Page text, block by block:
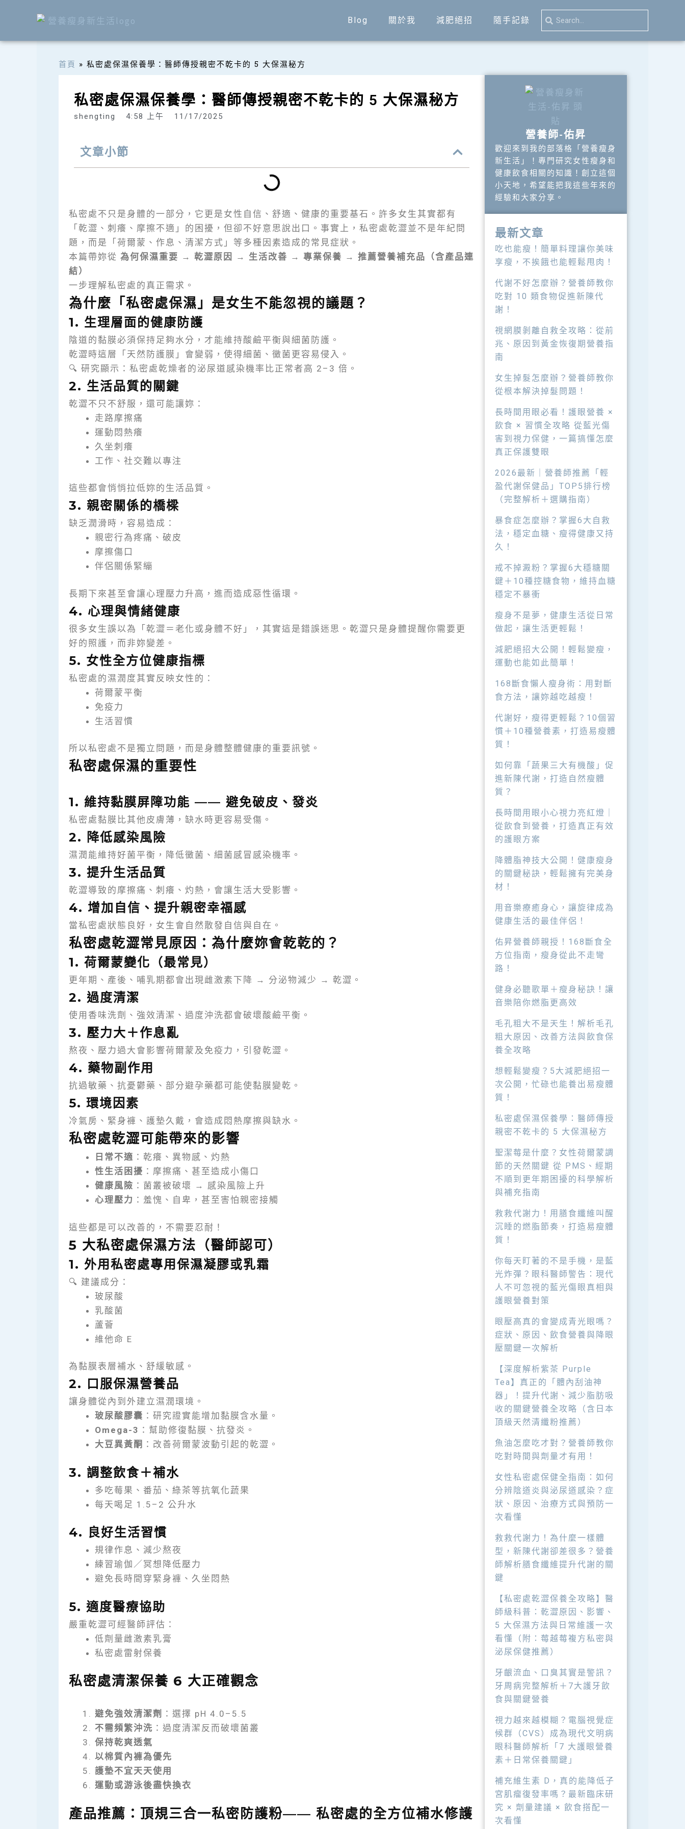
Blog 關於我 減肥絕招 隨手記錄
Search
首頁 » 私密處保濕保養學：醫師傳授親密不乾卡的 5 大保濕秘方
私密處保濕保養學：醫師傳授親密不乾卡的 5 大保濕秘方
shengting 4:58 上午 11/17/2025
文章小節
私密處不只是身體的一部分，它更是女性自信、舒適、健康的重要基石。許多女生其實都有
「乾澀、刺癢、摩擦不適」的困擾，但卻不好意思說出口。事實上，私密處乾澀並不是年紀問
題，而是「荷爾蒙、作息、清潔方式」等多種因素造成的常見症狀。
本篇帶妳從 為何保濕重要 → 乾澀原因 → 生活改善 → 專業保養 → 推薦營養補充品（含產品連
結）
一步理解私密處的真正需求。
為什麼「私密處保濕」是女生不能忽視的議題？
1. 生理層面的健康防護
陰道的黏膜必須保持足夠水分，才能維持酸鹼平衡與細菌防護。
乾澀時這層「天然防護膜」會變弱，使得細菌、黴菌更容易侵入。
🔍 研究顯示：私密處乾燥者的泌尿道感染機率比正常者高 2–3 倍。
2. 生活品質的關鍵
乾澀不只不舒服，還可能讓妳：
走路摩擦痛
運動悶熱癢
久坐刺癢
工作、社交難以專注
這些都會悄悄拉低妳的生活品質。
3. 親密關係的橋樑
缺乏潤滑時，容易造成：
親密行為疼痛、破皮
摩擦傷口
伴侶關係緊繃
長期下來甚至會讓心理壓力升高，進而造成惡性循環。
4. 心理與情緒健康
很多女生誤以為「乾澀＝老化或身體不好」，其實這是錯誤迷思。乾澀只是身體提醒你需要更
好的照護，而非妳變差。
5. 女性全方位健康指標
私密處的濕潤度其實反映女性的：
荷爾蒙平衡
免疫力
生活習慣
所以私密處不是獨立問題，而是身體整體健康的重要訊號。
私密處保濕的重要性
1. 維持黏膜屏障功能 —— 避免破皮、發炎
私密處黏膜比其他皮膚薄，缺水時更容易受傷。
2. 降低感染風險
濕潤能維持好菌平衡，降低黴菌、細菌感冒感染機率。
3. 提升生活品質
乾澀導致的摩擦痛、刺癢、灼熱，會讓生活大受影響。
4. 增加自信、提升親密幸福感
當私密處狀態良好，女生會自然散發自信與自在。
私密處乾澀常見原因：為什麼妳會乾乾的？
1. 荷爾蒙變化（最常見）
更年期、產後、哺乳期都會出現雌激素下降 → 分泌物減少 → 乾澀。
2. 過度清潔
使用香味洗劑、強效清潔、過度沖洗都會破壞酸鹼平衡。
3. 壓力大＋作息亂
熬夜、壓力過大會影響荷爾蒙及免疫力，引發乾澀。
4. 藥物副作用
抗過敏藥、抗憂鬱藥、部分避孕藥都可能使黏膜變乾。
5. 環境因素
冷氣房、緊身褲、護墊久戴，會造成悶熱摩擦與缺水。
私密處乾澀可能帶來的影響
日常不適 ：乾癢、異物感、灼熱
性生活困擾 ：摩擦痛、甚至造成小傷口
健康風險 ：菌叢被破壞 → 感染風險上升
心理壓力 ：羞愧、自卑，甚至害怕親密接觸
這些都是可以改善的，不需要忍耐！
5 大私密處保濕方法（醫師認可）
1. 外用私密處專用保濕凝膠或乳霜
🔍 建議成分：
玻尿酸
乳酸菌
蘆薈
維他命 E
為黏膜表層補水、舒緩敏感。
2. 口服保濕營養品
讓身體從內到外建立濕潤環境。
玻尿酸膠囊 ：研究證實能增加黏膜含水量。
Omega-3 ：幫助修復黏膜、抗發炎。
大豆異黃酮 ：改善荷爾蒙波動引起的乾澀。
3. 調整飲食＋補水
多吃莓果、番茄、綠茶等抗氧化蔬果
每天喝足 1.5–2 公升水
4. 良好生活習慣
規律作息、減少熬夜
練習瑜伽／冥想降低壓力
避免長時間穿緊身褲、久坐悶熱
5. 適度醫療協助
嚴重乾澀可經醫師評估：
低劑量雌激素乳膏
私密處雷射保養
私密處清潔保養 6 大正確觀念
避免強效清潔劑 ：選擇 pH 4.0–5.5
不需頻繁沖洗 ：過度清潔反而破壞菌叢
保持乾爽透氣
以棉質內褲為優先
護墊不宜天天使用
運動或游泳後盡快換衣
產品推薦：頂規三合一私密防護粉—— 私密處的全方位補水修護
營養師-佑昇
歡迎來到我的部落格「營養瘦身
新生活」！專門研究女性瘦身和
健康飲食相關的知識！創立這個
小天地，希望能把我這些年來的
經驗和大家分享。
最新文章
吃也能瘦！簡單料理讓你美味
享瘦，不挨餓也能輕鬆甩肉！
代謝不好怎麼辦？營養師教你
吃對 10 類食物促進新陳代
謝！
視網膜剝離自救全攻略：從前
兆、原因到黃金恢復期營養指
南
女生掉髮怎麼辦？營養師教你
從根本解決掉髮問題！
長時間用眼必看！護眼營養 ×
飲食 × 習慣全攻略 從藍光傷
害到視力保健，一篇搞懂怎麼
真正保護雙眼
2026最新｜營養師推薦「輕
盈代謝保健品」TOP5排行榜
（完整解析＋選購指南）
暴食症怎麼辦？掌握6大自救
法，穩定血糖、瘦得健康又持
久！
戒不掉澱粉？掌握6大穩糖關
鍵＋10種控糖食物，維持血糖
穩定不暴衝
瘦身不是夢，健康生活從日常
做起，讓生活更輕鬆！
減肥絕招大公開！輕鬆變瘦，
運動也能如此簡單！
168斷食懶人瘦身術：用對斷
食方法，讓妳越吃越瘦！
代謝好，瘦得更輕鬆？10個習
慣＋10種營養素，打造易瘦體
質！
如何靠「蔬果三大有機酸」促
進新陳代謝，打造自然瘦體
質？
長時間用眼小心視力亮紅燈｜
從飲食到營養，打造真正有效
的護眼方案
降體脂神技大公開！健康瘦身
的關鍵秘訣，輕鬆擁有完美身
材！
用音樂療癒身心，讓旋律成為
健康生活的最佳伴侶！
佑昇營養師親授！168斷食全
方位指南，瘦身從此不走彎
路！
健身必聽歌單＋瘦身秘訣！讓
音樂陪你燃脂更高效
毛孔粗大不是天生！解析毛孔
粗大原因、改善方法與飲食保
養全攻略
想輕鬆變瘦？5大減肥絕招一
次公開，忙碌也能養出易瘦體
質！
私密處保濕保養學：醫師傳授
親密不乾卡的 5 大保濕秘方
聖潔莓是什麼？女性荷爾蒙調
節的天然關鍵 從 PMS、經期
不順到更年期困擾的科學解析
與補充指南
救救代謝力！用膳食纖維叫醒
沉睡的燃脂節奏，打造易瘦體
質！
你每天盯著的不是手機，是藍
光炸彈？眼科醫師警告：現代
人不可忽視的藍光傷眼真相與
護眼營養對策
眼壓高真的會變成青光眼嗎？
症狀、原因、飲食營養與降眼
壓關鍵一次解析
【深度解析紫茶 Purple
Tea】真正的「體內刮油神
器」！提升代謝、減少脂肪吸
收的關鍵營養全攻略（含日本
頂級天然清纖粉推薦）
魚油怎麼吃才對？營養師教你
吃對時間與劑量才有用！
女性私密處保健全指南：如何
分辨陰道炎與泌尿道感染？症
狀、原因、治療方式與預防一
次看懂
救救代謝力！為什麼一樣體
型，新陳代謝卻差很多？營養
師解析膳食纖維提升代謝的關
鍵
【私密處乾澀保養全攻略】醫
師級科普：乾澀原因、影響、
5 大保濕方法與日常維護一次
看懂（附：莓越莓複方私密與
泌尿保健推薦）
牙齦流血、口臭其實是警訊？
牙周病完整解析＋7大護牙飲
食與關鍵營養
視力越來越模糊？電腦視覺症
候群（CVS）成為現代文明病
眼科醫師解析「7 大護眼營養
素＋日常保養關鍵」
補充維生素 D，真的能降低子
宮肌瘤復發率嗎？最新臨床研
究 × 劑量建議 × 飲食搭配一
次看懂